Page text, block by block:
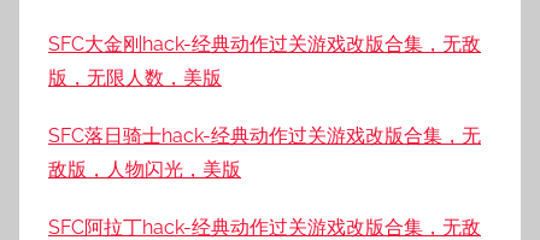
SFC大金刚hack-经典动作过关游戏改版合集，无敌
版，无限人数，美版
SFC落日骑士hack-经典动作过关游戏改版合集，无
敌版，人物闪光，美版
SFC阿拉丁hack-经典动作过关游戏改版合集，无敌